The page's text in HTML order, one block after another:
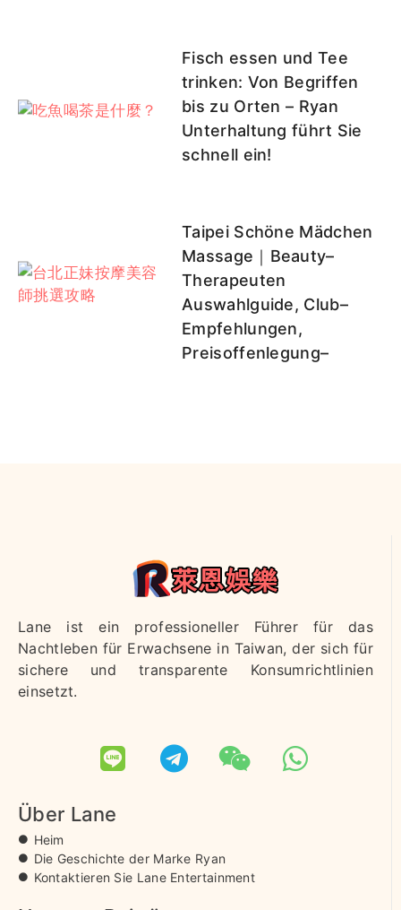
Fisch essen und Tee
trinken: Von Begriffen
bis zu Orten – Ryan
Unterhaltung führt Sie
schnell ein!
Taipei Schöne Mädchen
Massage｜Beauty–
Therapeuten
Auswahlguide, Club–
Empfehlungen,
Preisoffenlegung–
Lane ist ein professioneller Führer für das
Nachtleben für Erwachsene in Taiwan, der sich für
sichere und transparente Konsumrichtlinien
einsetzt.
Über Lane
Heim
Die Geschichte der Marke Ryan
Kontaktieren Sie Lane Entertainment